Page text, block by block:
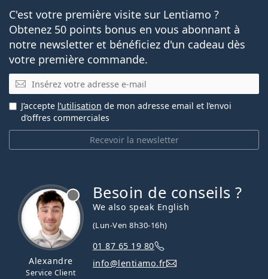
C'est votre première visite sur Lentiamo ?
Obtenez 50 points bonus en vous abonnant à
notre newsletter et bénéficiez d'un cadeau dès
votre première commande.
E-mail
Recevoir la newsletter
J’accepte l’utilisation de mon adresse email et l’envoi
d’offres commerciales
Alexandre
Service Client
Besoin de conseils ?
We also speak English
(Lun-Ven 8h30-16h)
01 87 65 19 80
info@lentiamo.fr